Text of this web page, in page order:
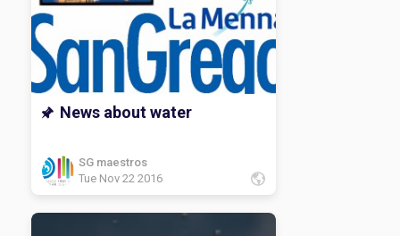
News about water
SG maestros
Tue Nov 22 2016